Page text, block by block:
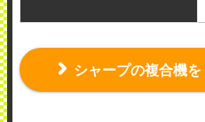
シャープの複合機